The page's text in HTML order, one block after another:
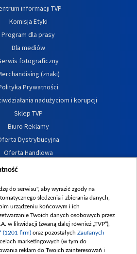
informacji TVP
Komisja Etyki
Program dla prasy
Dla mediów
fotograficzny
(znaki)
Prywatności
nadużyciom i korupcji
Sklep TVP
Biuro Reklamy
Dystrybucyjna
Oferta Handlowa
Dostępność
zgłoszeń wewnętrznych
do serwisu", aby wyrazić zgody na
śledzenia i zbierania danych,
urządzeniu końcowym i ich
Twoich danych osobowych przez
w likwidacji (zwaną dalej również „TVP”),
(1201 firm) oraz pozostałych Zaufanych
celach marketingowych (w tym do
reklam do Twoich zainteresowań i